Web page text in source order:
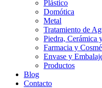
Plástico
Domótica
Metal
Tratamiento de
Piedra, Cerámica
Farmacia y
Envase y
Productos
Blog
Contacto